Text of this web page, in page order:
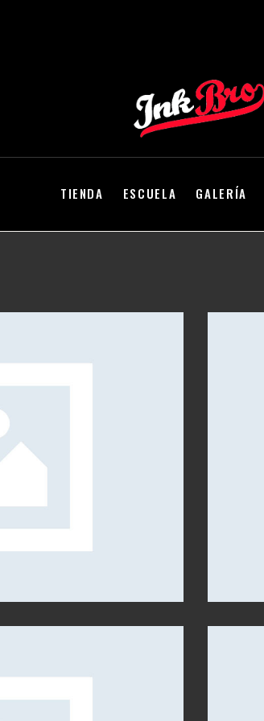
TIENDA ESCUELA GALERÍA
SHOOT FOR A MAGAZINE
CUSTOMERS